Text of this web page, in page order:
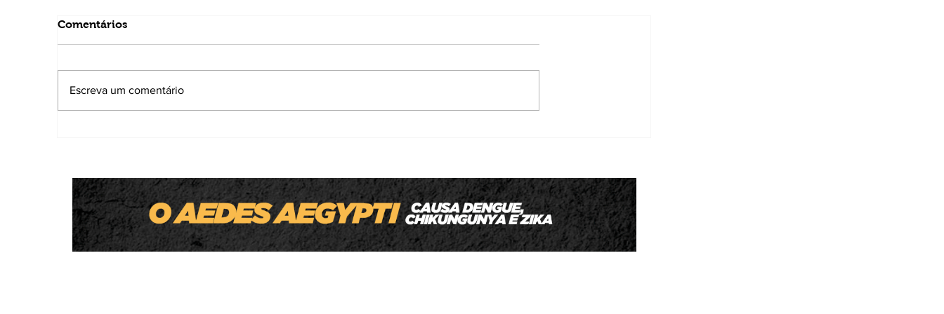
Thiago Silva é confirmado candidato a
deputado estadual e destaca trabalho
municipalista nas áreas da educação e
do social
Homem é executado a tiros enquanto
levava o filho para a escola em MT
Comentários
Escreva um comentário